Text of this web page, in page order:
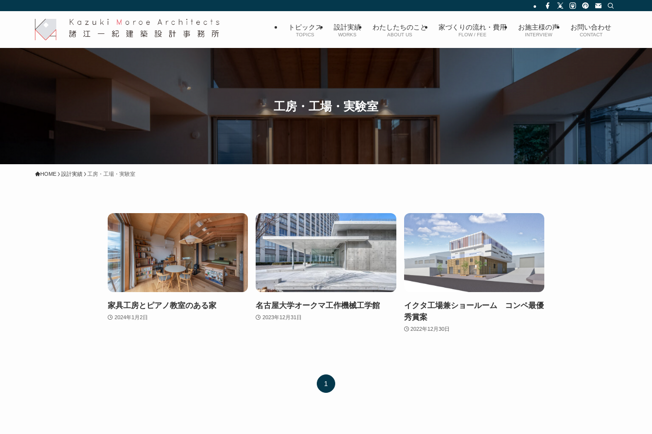
トピックス
TOPICS
設計実績
WORKS
わたしたちのこと
ABOUT US
家づくりの流れ・費用
FLOW / FEE
お施主様の声
INTERVIEW
お問い合わせ
CONTACT
工房・工場・実験室
HOME 設計実績 工房・工場・実験室
家具工房とピアノ教室のある家
2024年1月2日
名古屋大学オークマ工作機械工学館
2023年12月31日
イクタ工場兼ショールーム コンペ最優
秀賞案
2022年12月30日
1